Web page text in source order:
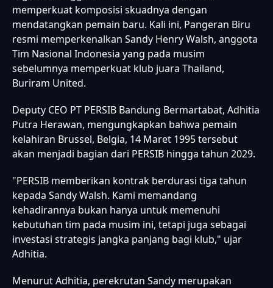
memperkuat komposisi skuadnya dengan
mendatangkan pemain baru. Kali ini, Pangeran Biru
resmi memperkenalkan Sandy Henry Walsh, anggota
Tim Nasional Indonesia yang pada musim
sebelumnya memperkuat klub juara Thailand,
Buriram United.
Deputy CEO PT PERSIB Bandung Bermartabat, Adhitia
Putra Herawan, mengungkapkan bahwa pemain
kelahiran Brussel, Belgia, 14 Maret 1995 tersebut
akan menjadi bagian dari PERSIB hingga tahun 2029.
"PERSIB memberikan kontrak berdurasi tiga tahun
kepada Sandy Walsh. Kami memandang
kehadirannya bukan hanya untuk memenuhi
kebutuhan tim pada musim ini, tetapi juga sebagai
investasi strategis jangka panjang bagi klub," ujar
Adhitia.
Menurut Adhitia, perekrutan Sandy merupakan